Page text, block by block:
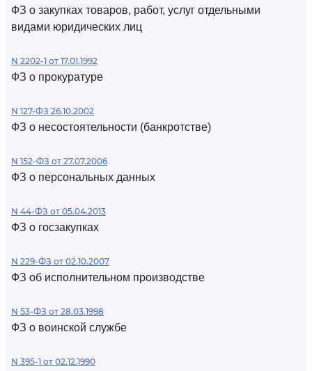
ФЗ о закупках товаров, работ, услуг отдельными
видами юридических лиц
N 2202-1 от 17.01.1992
ФЗ о прокуратуре
N 127-ФЗ 26.10.2002
ФЗ о несостоятельности (банкротстве)
N 152-ФЗ от 27.07.2006
ФЗ о персональных данных
N 44-ФЗ от 05.04.2013
ФЗ о госзакупках
N 229-ФЗ от 02.10.2007
ФЗ об исполнительном производстве
N 53-ФЗ от 28.03.1998
ФЗ о воинской службе
N 395-1 от 02.12.1990